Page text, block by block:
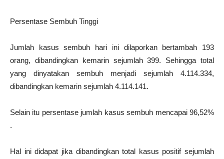
Persentase Sembuh Tinggi
Jumlah kasus sembuh hari ini dilaporkan bertambah 193
orang, dibandingkan kemarin sejumlah 399. Sehingga total
yang dinyatakan sembuh menjadi sejumlah 4.114.334,
dibandingkan kemarin sejumlah 4.114.141.
Selain itu persentase jumlah kasus sembuh mencapai 96,52%
.
Hal ini didapat jika dibandingkan total kasus positif sejumlah